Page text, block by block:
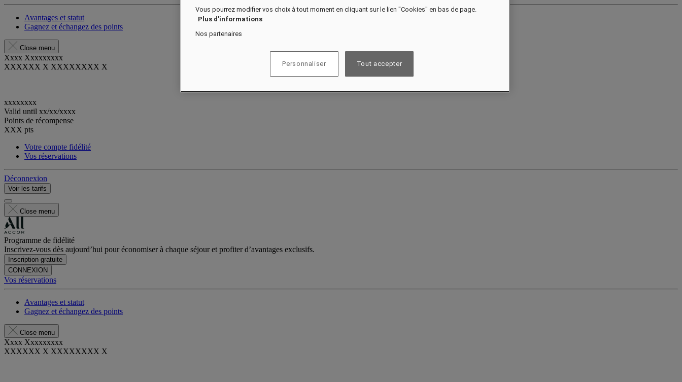
Avantages et statut
Gagnez et échangez des points
Close menu
Xxxx Xxxxxxxxx
XXXXXX X XXXXXXXX X
xxxxxxxx
Valid until xx/xx/xxxx
Points de récompense
XXX pts
Votre compte fidélité
Vos réservations
Déconnexion
Voir les tarifs
Close menu
Programme de fidélité
Inscrivez-vous dès aujourd’hui pour économiser à chaque séjour et profiter d’avantages exclusifs.
Inscription gratuite
CONNEXION
Vos réservations
Avantages et statut
Gagnez et échangez des points
Close menu
Xxxx Xxxxxxxxx
XXXXXX X XXXXXXXX X
Vous pourrez modifier vos choix à tout moment en cliquant sur le lien "Cookies" en bas de page.
Plus d'informations
Nos partenaires
Personnaliser Tout accepter